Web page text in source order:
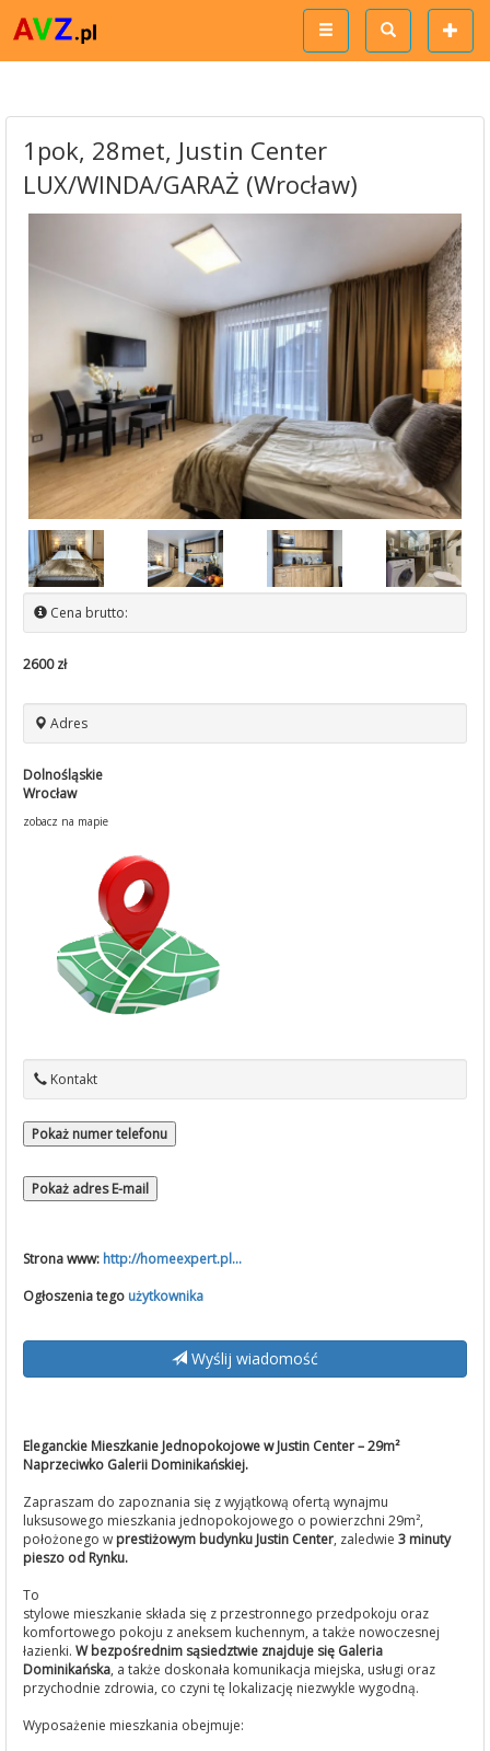
1pok, 28met, Justin Center
LUX/WINDA/GARAŻ (Wrocław)
Cena brutto:
2600 zł
Adres
Dolnośląskie
Wrocław
zobacz na mapie
Kontakt
Pokaż numer telefonu
Pokaż adres E-mail
Strona www: http://homeexpert.pl...
Ogłoszenia tego użytkownika
Wyślij wiadomość
Eleganckie Mieszkanie Jednopokojowe w Justin Center – 29m²
Naprzeciwko Galerii Dominikańskiej.
Zapraszam do zapoznania się z wyjątkową ofertą wynajmu
luksusowego mieszkania jednopokojowego o powierzchni 29m²,
położonego w prestiżowym budynku Justin Center, zaledwie 3 minuty
pieszo od Rynku.
To
stylowe mieszkanie składa się z przestronnego przedpokoju oraz
komfortowego pokoju z aneksem kuchennym, a także nowoczesnej
łazienki. W bezpośrednim sąsiedztwie znajduje się Galeria
Dominikańska, a także doskonała komunikacja miejska, usługi oraz
przychodnie zdrowia, co czyni tę lokalizację niezwykle wygodną.
Wyposażenie mieszkania obejmuje: